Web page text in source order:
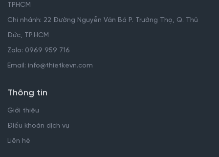
TPHCM
Chi nhánh: 22 Đường Nguyễn Văn Bá P. Trường Thọ, Q. Thủ
Đức, TP.HCM
Zalo: 0969 959 716
Email: info@thietkevn.com
Thông tin
Giới thiệu
Điều khoản dịch vụ
Liên hệ